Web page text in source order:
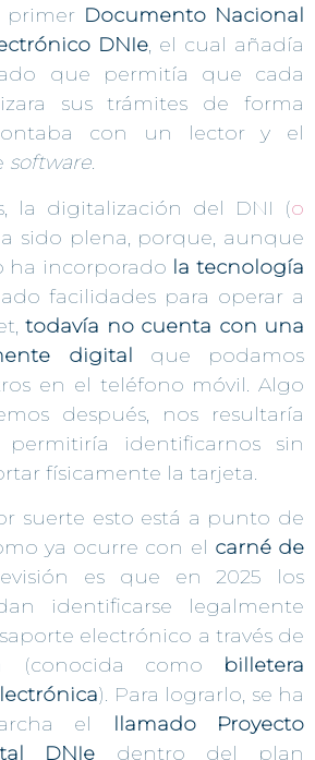
primer Documento Nacional
DNIe, el cual añadía
que permitía que cada
sus trámites de forma
con un lector y el
software.
la digitalización del DNI (o
sido plena, porque, aunque
ha incorporado la tecnología
facilidades para operar a
todavía no cuenta con una
digital que podamos
en el teléfono móvil. Algo
después, nos resultaría
identificarnos sin
físicamente la tarjeta.
suerte esto está a punto de
ya ocurre con el carné de
es que en 2025 los
identificarse legalmente
electrónico a través de
(conocida como billetera
). Para lograrlo, se ha
el
llamado Proyecto
DNIe dentro del plan